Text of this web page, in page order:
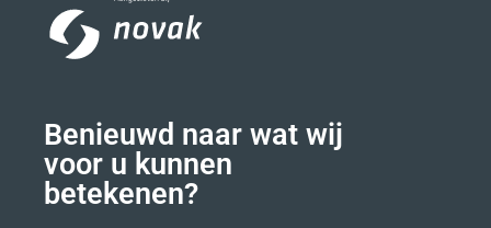
Benieuwd naar wat wij
voor u kunnen
betekenen?